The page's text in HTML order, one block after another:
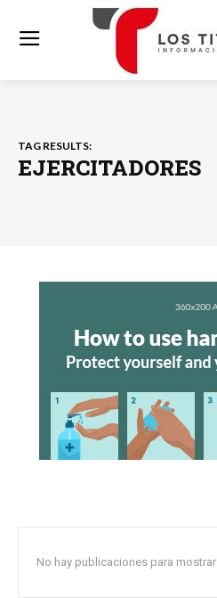
TAG RESULTS:
EJERCITADORES
No hay publicaciones para mostrar